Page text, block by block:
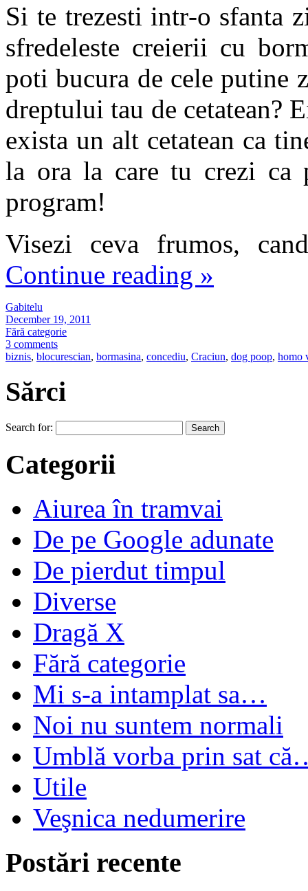
Si te trezesti intr-o sfanta
sfredeleste creierii cu
poti bucura de cele putine
dreptului tau de cetatean?
exista un alt cetatean ca
la ora la care tu crezi ca
program!
Visezi ceva frumos,
Continue reading »
Gabitelu
December 19, 2011
Fără categorie
3 comments
biznis, blocurescian, bormasina, concediu, Craciun, dog poop, homo
Sărci
Search for:
Categorii
Aiurea în tramvai
De pe Google adunate
De pierdut timpul
Diverse
Dragă X
Fără categorie
Mi s-a intamplat sa…
Noi nu suntem normali
Umblă vorba prin sat
Utile
Veşnica nedumerire
Postări recente